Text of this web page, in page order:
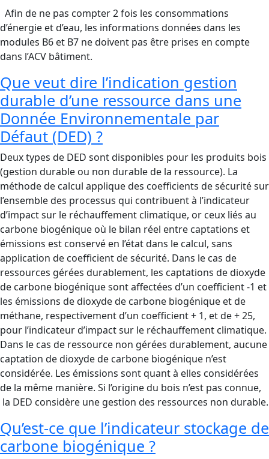
Afin de ne pas compter 2 fois les consommations
d’énergie et d’eau, les informations données dans les
modules B6 et B7 ne doivent pas être prises en compte
dans l’ACV bâtiment.
Que veut dire l’indication gestion
durable d’une ressource dans une
Donnée Environnementale par
Défaut (DED) ?
Deux types de DED sont disponibles pour les produits bois
(gestion durable ou non durable de la ressource). La
méthode de calcul applique des coefficients de sécurité sur
l’ensemble des processus qui contribuent à l’indicateur
d’impact sur le réchauffement climatique, or ceux liés au
carbone biogénique où le bilan réel entre captations et
émissions est conservé en l’état dans le calcul, sans
application de coefficient de sécurité. Dans le cas de
ressources gérées durablement, les captations de dioxyde
de carbone biogénique sont affectées d’un coefficient -1 et
les émissions de dioxyde de carbone biogénique et de
méthane, respectivement d’un coefficient + 1, et de + 25,
pour l’indicateur d’impact sur le réchauffement climatique.
Dans le cas de ressource non gérées durablement, aucune
captation de dioxyde de carbone biogénique n’est
considérée. Les émissions sont quant à elles considérées
de la même manière. Si l’origine du bois n’est pas connue,
la DED considère une gestion des ressources non durable.
Qu’est-ce que l’indicateur stockage de
carbone biogénique ?